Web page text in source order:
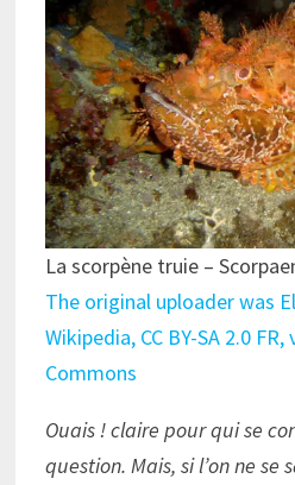
La scorpène truie –
The original uploader was
Wikipedia, CC BY-SA 2.0
Commons
Ouais ! claire pour qui se
question. Mais, si l’on ne se